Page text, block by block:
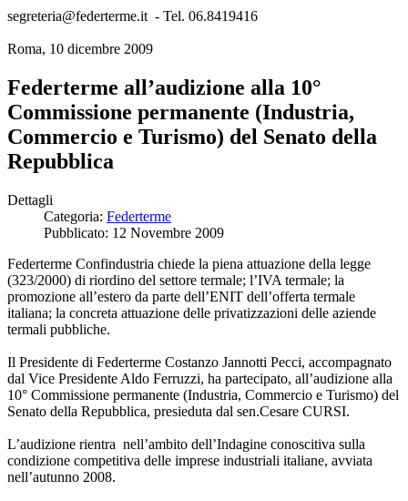
segreteria@federterme.it - Tel. 06.8419416
Roma, 10 dicembre 2009
Federterme all’audizione alla 10°
Commissione permanente (Industria,
Commercio e Turismo) del Senato della
Repubblica
Dettagli
Categoria: Federterme
Pubblicato: 12 Novembre 2009
Federterme Confindustria chiede la piena attuazione della legge
(323/2000) di riordino del settore termale; l’IVA termale; la
promozione all’estero da parte dell’ENIT dell’offerta termale
italiana; la concreta attuazione delle privatizzazioni delle aziende
termali pubbliche.
Il Presidente di Federterme Costanzo Jannotti Pecci, accompagnato
dal Vice Presidente Aldo Ferruzzi, ha partecipato, all’audizione alla
10° Commissione permanente (Industria, Commercio e Turismo) del
Senato della Repubblica, presieduta dal sen.Cesare CURSI.
L’audizione rientra nell’ambito dell’Indagine conoscitiva sulla
condizione competitiva delle imprese industriali italiane, avviata
nell’autunno 2008.